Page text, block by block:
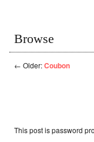
Browse
← Older:Coubon
This post is password